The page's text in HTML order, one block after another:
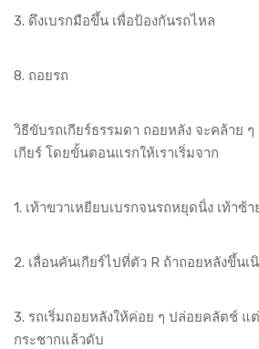
3. ดึงเบรกมือขึ้น เพื่อป้องกันรถไหล
8. ถอยรถ
วิธีขับรถเกียร์ธรรมดา ถอยหลัง จะคล้าย
เกียร์ โดยขั้นตอนแรกให้เราเริ่มจาก
1. เท้าขวาเหยียบเบรกจนรถหยุดนิ่ง เท้าซ้
2. เลื่อนคันเกียร์ไปที่ตัว R ถ้าถอยหลังขึ้นเ
3. รถเริ่มถอยหลังให้ค่อย ๆ ปล่อยคลัตช์ แ
กระชากแล้วดับ